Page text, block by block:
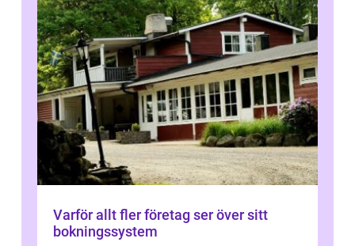
Varför allt fler företag ser över sitt
bokningssystem